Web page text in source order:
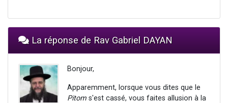
La réponse de Rav Gabriel DAYAN
Bonjour,
Apparemment, lorsque vous dites que le
Pitom s'est cassé, vous faites allusion à la